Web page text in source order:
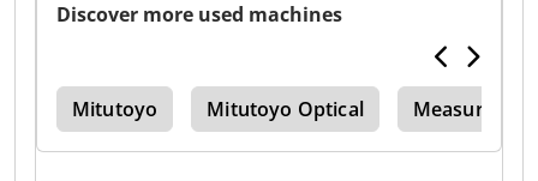
Discover more used machines
Mitutoyo Mitutoyo Optical Measuring